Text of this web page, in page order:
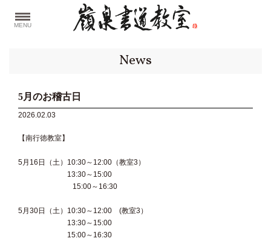
MENU
News
5月のお稽古日
2026.02.03
【南行徳教室】
5月16日（土）10:30～12:00（教室3）
13:30～15:00
15:00～16:30
5月30日（土）10:30～12:00 (教室3）
13:30～15:00
15:00～16:30